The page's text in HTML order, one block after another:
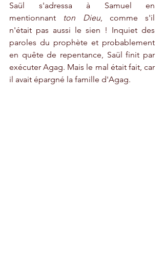
Saül s'adressa à Samuel en
mentionnant ton Dieu, comme s'il
n'était pas aussi le sien ! Inquiet des
paroles du prophète et probablement
en quête de repentance, Saül finit par
exécuter Agag. Mais le mal était fait, car
il avait épargné la famille d'Agag.